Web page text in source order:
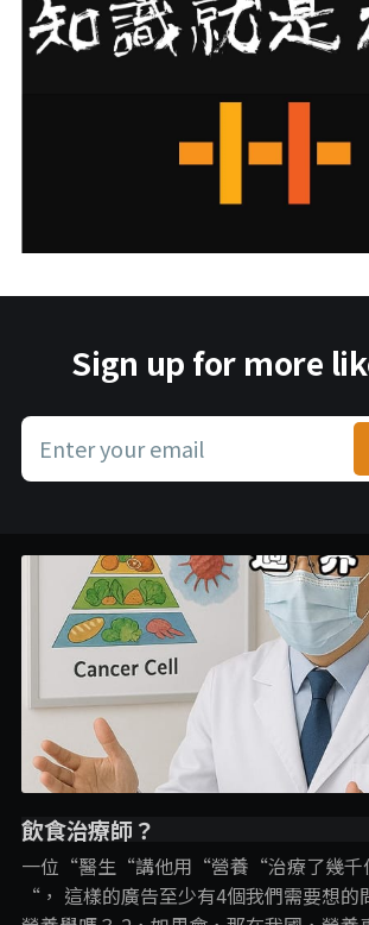
Sign up for more
Enter your email
飲食治療師？
一位“醫生“講他用“營養“治療了幾千
“， 這樣的廣告至少有4個我們需要想的問題： 1，醫生會